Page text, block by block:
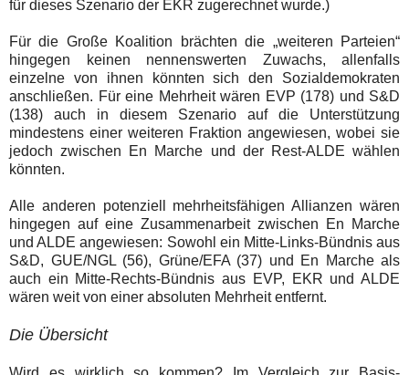
für dieses Szenario der EKR zugerechnet wurde.)
Für die Große Koalition brächten die „weiteren Parteien“
hingegen keinen nennenswerten Zuwachs, allenfalls
einzelne von ihnen könnten sich den Sozialdemokraten
anschließen. Für eine Mehrheit wären EVP (178) und S&D
(138) auch in diesem Szenario auf die Unterstützung
mindestens einer weiteren Fraktion angewiesen, wobei sie
jedoch zwischen En Marche und der Rest-ALDE wählen
könnten.
Alle anderen potenziell mehrheitsfähigen Allianzen wären
hingegen auf eine Zusammenarbeit zwischen En Marche
und ALDE angewiesen: Sowohl ein Mitte-Links-Bündnis aus
S&D, GUE/NGL (56), Grüne/EFA (37) und En Marche als
auch ein Mitte-Rechts-Bündnis aus EVP, EKR und ALDE
wären weit von einer absoluten Mehrheit entfernt.
Die Übersicht